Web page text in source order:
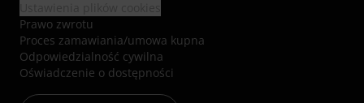
Prawo zwrotu
Proces zamawiania/umowa kupna
Odpowiedzialność cywilna
Oświadczenie o dostępności